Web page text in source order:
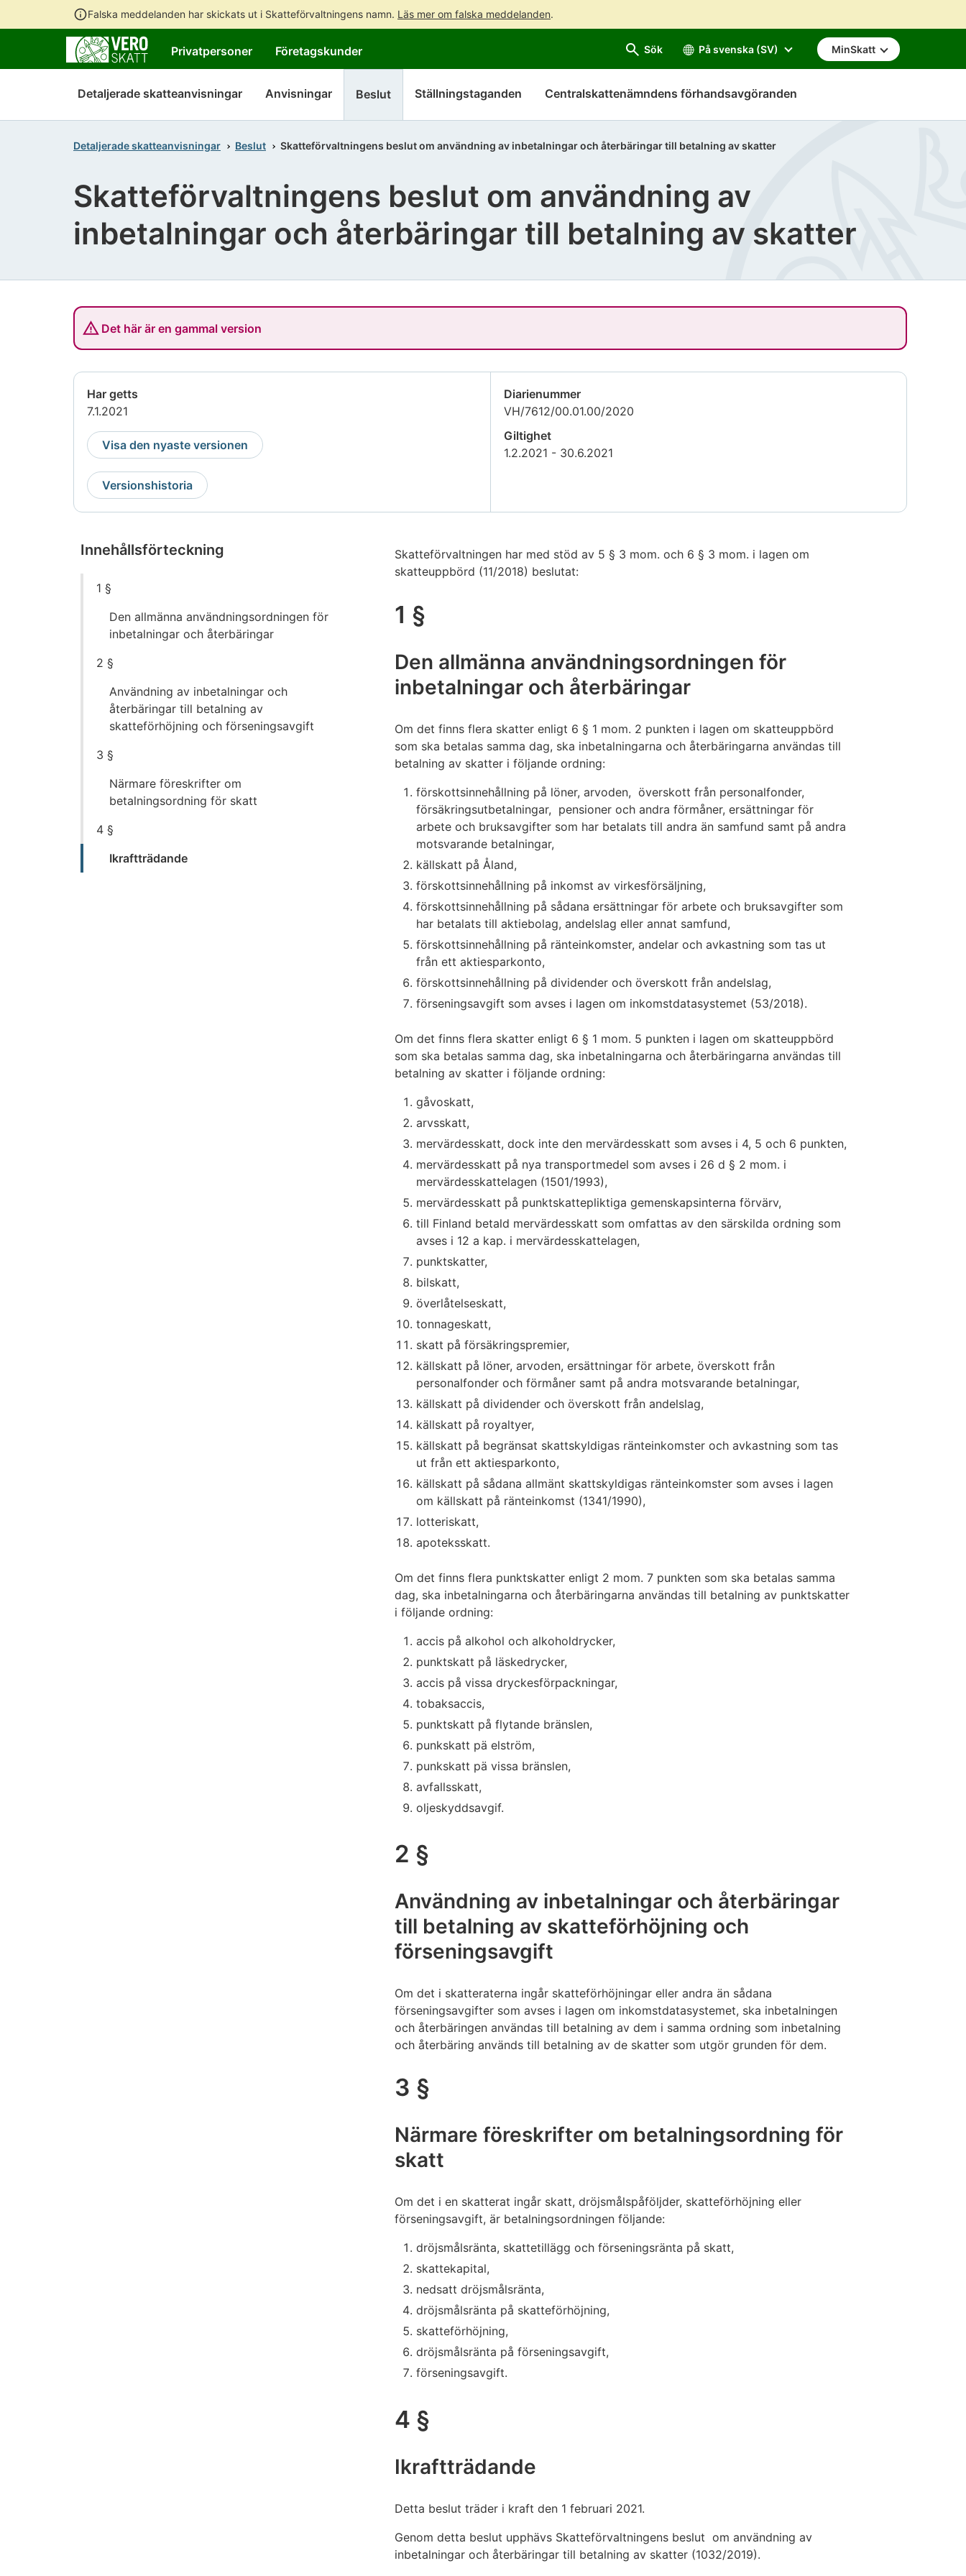
Falska meddelanden har skickats ut i Skatteförvaltningens namn. Läs mer om falska meddelanden.
till
innehållet
hela
webbplatsens
Privatpersoner Företagskunder Sök På svenska (SV) MinSkatt
Detaljerade skatteanvisningar Anvisningar Beslut Ställningstaganden Centralskattenämndens förhandsavgöranden
Detaljerade skatteanvisningar Beslut Skatteförvaltningens beslut om användning av inbetalningar och återbäringar till betalning av skatter
Skatteförvaltningens beslut om användning av
inbetalningar och återbäringar till betalning av skatter
Det här är en gammal version
Har getts
7.1.2021
Visa den nyaste versionen
Versionshistoria
Diarienummer
VH/7612/00.01.00/2020
Giltighet
1.2.2021 - 30.6.2021
Innehållsförteckning
direkt
innehållet
1 §
Den allmänna användningsordningen för
inbetalningar och återbäringar
2 §
Användning av inbetalningar och
återbäringar till betalning av
skatteförhöjning och förseningsavgift
3 §
Närmare föreskrifter om
betalningsordning för skatt
4 §
Ikraftträdande
Skatteförvaltningen har med stöd av 5 § 3 mom. och 6 § 3 mom. i lagen om
skatteuppbörd (11/2018) beslutat:
1 §
Den allmänna användningsordningen för
inbetalningar och återbäringar
Om det finns flera skatter enligt 6 § 1 mom. 2 punkten i lagen om skatteuppbörd
som ska betalas samma dag, ska inbetalningarna och återbäringarna användas till
betalning av skatter i följande ordning:
förskottsinnehållning på löner, arvoden, överskott från personalfonder,
försäkringsutbetalningar, pensioner och andra förmåner, ersättningar för
arbete och bruksavgifter som har betalats till andra än samfund samt på andra
motsvarande betalningar,
källskatt på Åland,
förskottsinnehållning på inkomst av virkesförsäljning,
förskottsinnehållning på sådana ersättningar för arbete och bruksavgifter som
har betalats till aktiebolag, andelslag eller annat samfund,
förskottsinnehållning på ränteinkomster, andelar och avkastning som tas ut
från ett aktiesparkonto,
förskottsinnehållning på dividender och överskott från andelslag,
förseningsavgift som avses i lagen om inkomstdatasystemet (53/2018).
Om det finns flera skatter enligt 6 § 1 mom. 5 punkten i lagen om skatteuppbörd
som ska betalas samma dag, ska inbetalningarna och återbäringarna användas till
betalning av skatter i följande ordning:
gåvoskatt,
arvsskatt,
mervärdesskatt, dock inte den mervärdesskatt som avses i 4, 5 och 6 punkten,
mervärdesskatt på nya transportmedel som avses i 26 d § 2 mom. i
mervärdesskattelagen (1501/1993),
mervärdesskatt på punktskattepliktiga gemenskapsinterna förvärv,
till Finland betald mervärdesskatt som omfattas av den särskilda ordning som
avses i 12 a kap. i mervärdesskattelagen,
punktskatter,
bilskatt,
överlåtelseskatt,
tonnageskatt,
skatt på försäkringspremier,
källskatt på löner, arvoden, ersättningar för arbete, överskott från
personalfonder och förmåner samt på andra motsvarande betalningar,
källskatt på dividender och överskott från andelslag,
källskatt på royaltyer,
källskatt på begränsat skattskyldigas ränteinkomster och avkastning som tas
ut från ett aktiesparkonto,
källskatt på sådana allmänt skattskyldigas ränteinkomster som avses i lagen
om källskatt på ränteinkomst (1341/1990),
lotteriskatt,
apoteksskatt.
Om det finns flera punktskatter enligt 2 mom. 7 punkten som ska betalas samma
dag, ska inbetalningarna och återbäringarna användas till betalning av punktskatter
i följande ordning:
accis på alkohol och alkoholdrycker,
punktskatt på läskedrycker,
accis på vissa dryckesförpackningar,
tobaksaccis,
punktskatt på flytande bränslen,
punkskatt pä elström,
punkskatt pä vissa bränslen,
avfallsskatt,
oljeskyddsavgif.
2 §
Användning av inbetalningar och återbäringar
till betalning av skatteförhöjning och
förseningsavgift
Om det i skatteraterna ingår skatteförhöjningar eller andra än sådana
förseningsavgifter som avses i lagen om inkomstdatasystemet, ska inbetalningen
och återbäringen användas till betalning av dem i samma ordning som inbetalning
och återbäring används till betalning av de skatter som utgör grunden för dem.
3 §
Närmare föreskrifter om betalningsordning för
skatt
Om det i en skatterat ingår skatt, dröjsmålspåföljder, skatteförhöjning eller
förseningsavgift, är betalningsordningen följande:
dröjsmålsränta, skattetillägg och förseningsränta på skatt,
skattekapital,
nedsatt dröjsmålsränta,
dröjsmålsränta på skatteförhöjning,
skatteförhöjning,
dröjsmålsränta på förseningsavgift,
förseningsavgift.
4 §
Ikraftträdande
Detta beslut träder i kraft den 1 februari 2021.
Genom detta beslut upphävs Skatteförvaltningens beslut om användning av
inbetalningar och återbäringar till betalning av skatter (1032/2019).